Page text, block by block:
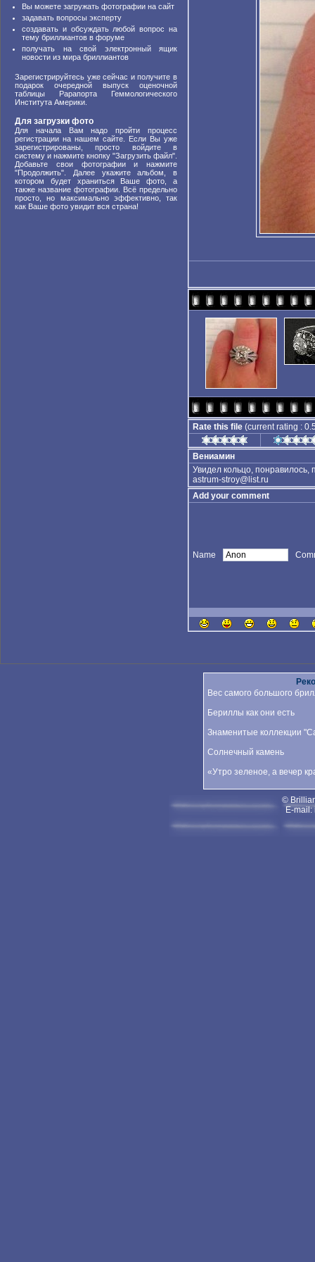
Вы можете загружать фотографии на сайт
задавать вопросы эксперту
создавать и обсуждать любой вопрос на
тему бриллиантов в форуме
получать на свой электронный ящик
новости из мира бриллиантов
Зарегистрируйтесь уже сейчас и получите в
подарок очередной выпуск оценочной
таблицы Рарапорта Геммологического
Института Америки.
Для загрузки фото
Для начала Вам надо пройти процесс
регистрации на нашем сайте. Если Вы уже
зарегистрированы, просто войдите в
систему и нажмите кнопку "Загрузить файл".
Добавьте свои фотографии и нажмите
"Продолжить". Далее укажите альбом, в
котором будет храниться Ваше фото, а
также название фотографии. Всё предельно
просто, но максимально эффективно, так
как Ваше фото увидит вся страна!
Rate this file (current rating :
Вениамин
Увидел кольцо, понравилось,
astrum-stroy@list.ru
Add your comment
Name
Вес самого большого
Бериллы как они есть
Знаменитые коллекции
Солнечный камень
«Утро зеленое, а вечер
©
E-mail: